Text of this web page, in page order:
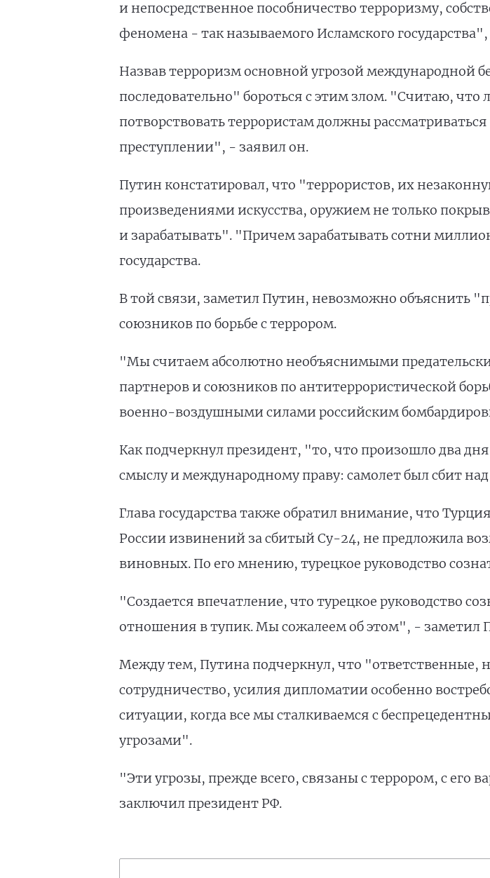
и непосредственное пособничество терроризму,
феномена - так называемого Исламского
Назвав терроризм основной угрозой международной
последовательно" бороться с этим злом. "Считаю,
потворствовать террористам должны
преступлении", - заявил он.
Путин констатировал, что "террористов, их
произведениями искусства, оружием не только
и зарабатывать". "Причем зарабатывать сотни
государства.
В той связи, заметил Путин, невозможно объяснить
союзников по борьбе с террором.
"Мы считаем абсолютно необъяснимыми
партнеров и союзников по антитеррористической
военно-воздушными силами российским
Как подчеркнул президент, "то, что произошло два
смыслу и международному праву: самолет был сбит
Глава государства также обратил внимание, что
России извинений за сбитый Су-24, не предложила
виновных. По его мнению, турецкое руководство
"Создается впечатление, что турецкое руководство
отношения в тупик. Мы сожалеем об этом", - заметил
Между тем, Путина подчеркнул, что "ответственные,
сотрудничество, усилия дипломатии особенно
ситуации, когда все мы сталкиваемся с
угрозами".
"Эти угрозы, прежде всего, связаны с террором, с
заключил президент РФ.